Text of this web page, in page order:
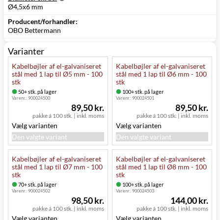
Ø4,5x6 mm
Producent/forhandler:
OBO Bettermann
Varianter
Kabelbøjler af el-galvaniseret
stål med 1 lap til Ø5 mm - 100
stk
50+ stk. på lager
Varenr.:900024500
pakke á 100 stk. | inkl. moms
89,50 kr.
Vælg varianten
Den valgte variant
Kabelbøjler af el-galvaniseret
stål med 1 lap til Ø6 mm - 100
stk
100+ stk. på lager
Varenr.:900024501
pakke á 100 stk. | inkl. moms
89,50 kr.
Vælg varianten
Den valgte variant
Kabelbøjler af el-galvaniseret
stål med 1 lap til Ø7 mm - 100
stk
70+ stk. på lager
Varenr.:900024502
pakke á 100 stk. | inkl. moms
98,50 kr.
Vælg varianten
Kabelbøjler af el-galvaniseret
stål med 1 lap til Ø8 mm - 100
stk
100+ stk. på lager
Varenr.:900024503
pakke á 100 stk. | inkl. moms
144,00 kr.
Vælg varianten